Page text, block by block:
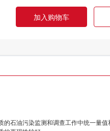
加入购物车
的石油污染监测和调查工作中统一量